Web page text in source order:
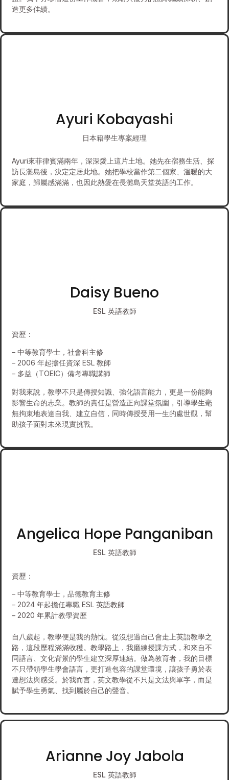
造更多佳績。
Ayuri Kobayashi
日本籍學生專案經理
Ayuri來菲律賓滿兩年，深深愛上這片土地。她先在宿務生活、探
訪長灘島後，決定定居此地。她把學校當作第二個家、溫暖的大
家庭，歸屬感滿滿，也因此熱愛在長灘島天堂英語的工作。
Daisy Bueno
ESL 英語教師
資歷：
– 中等教育學士，社會科主修
– 2006 年起擔任資深 ESL 教師
– 多益（TOEIC）備考專職講師
對我來說，教學不只是傳授知識、強化語言能力，更是一份能夠
影響生命的志業。教師的責任是營造正向課堂氛圍，引導學生毫
無拘束地表達自我、建立自信，同時傳授受用一生的處世觀，幫
助孩子面對未來現實挑戰。
Angelica Hope Panganiban
ESL 英語教師
資歷：
– 中等教育學士，品德教育主修
– 2024 年起擔任專職 ESL 英語教師
– 2020 年累計教學資歷
自八歲起，教學便是我的熱忱。從沒想過自己會走上英語教學之
路，這段歷程滿滿收穫。教學路上，我磨練授課方式，和來自不
同語言、文化背景的學生建立深厚連結。做為教育者，我的目標
不只帶領學生學會語言，更打造包容的課堂環境，讓孩子勇於表
達想法與感受。於我而言，英文教學從不只是文法與單字，而是
賦予學生勇氣、找到屬於自己的聲音。
Arianne Joy Jabola
ESL 英語教師